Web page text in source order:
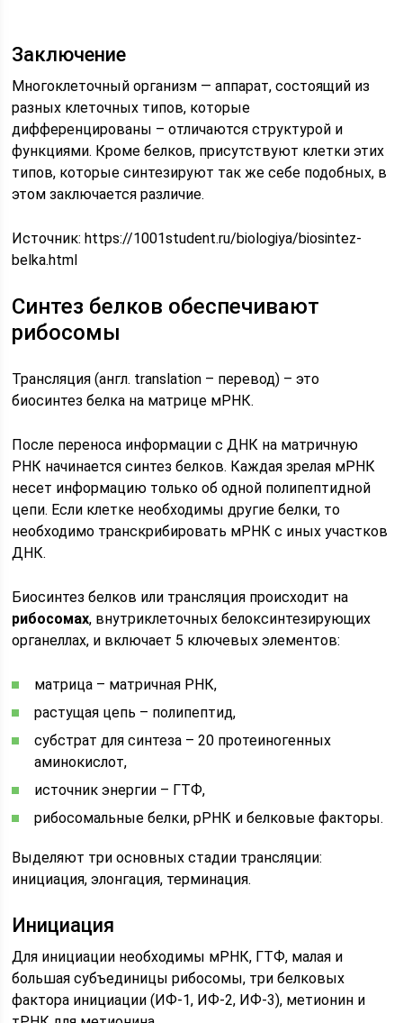
Заключение
Многоклеточный организм — аппарат, состоящий из
разных клеточных типов, которые
дифференцированы – отличаются структурой и
функциями. Кроме белков, присутствуют клетки этих
типов, которые синтезируют так же себе подобных, в
этом заключается различие.
Источник:https://1001student.ru/biologiya/biosintez-
belka.html
Синтез белков обеспечивают
рибосомы
Трансляция (англ. translation – перевод) – это
биосинтез белка на матрице мРНК.
После переноса информации с ДНК на матричную
РНК начинается синтез белков. Каждая зрелая мРНК
несет информацию только об одной полипептидной
цепи. Если клетке необходимы другие белки, то
необходимо транскрибировать мРНК с иных участков
ДНК.
Биосинтез белков или трансляция происходит на
рибосомах, внутриклеточных белоксинтезирующих
органеллах, и включает 5 ключевых элементов:
матрица – матричная РНК,
растущая цепь – полипептид,
субстрат для синтеза – 20 протеиногенных
аминокислот,
источник энергии – ГТФ,
рибосомальные белки, рРНК и белковые факторы.
Выделяют три основных стадии трансляции:
инициация, элонгация, терминация.
Инициация
Для инициации необходимы мРНК, ГТФ, малая и
большая субъединицы рибосомы, три белковых
фактора инициации (ИФ-1, ИФ-2, ИФ-3), метионин и